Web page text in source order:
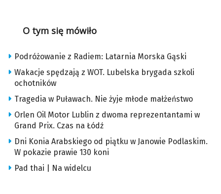
O tym się mówiło
Podróżowanie z Radiem: Latarnia Morska Gąski
Wakacje spędzają z WOT. Lubelska brygada szkoli
ochotników
Tragedia w Puławach. Nie żyje młode małżeństwo
Orlen Oil Motor Lublin z dwoma reprezentantami w
Grand Prix. Czas na Łódź
Dni Konia Arabskiego od piątku w Janowie Podlaskim.
W pokazie prawie 130 koni
Pad thai | Na widelcu